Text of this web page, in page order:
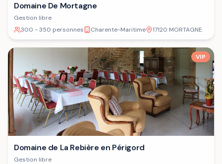
Domaine De Mortagne
Gestion libre
300 - 350 personnes
Charente-Maritime 17120 MORTAGNE
VIP
Domaine de La Rebière en Périgord
Gestion libre